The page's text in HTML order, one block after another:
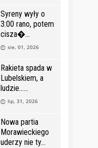
Syreny wyły o
3:00 rano, potem
cisza�
sie, 01, 2026
Rakieta spada w
Lubelskiem, a
ludzie…
lip, 31, 2026
Nowa partia
Morawieckiego
uderzy nie ty